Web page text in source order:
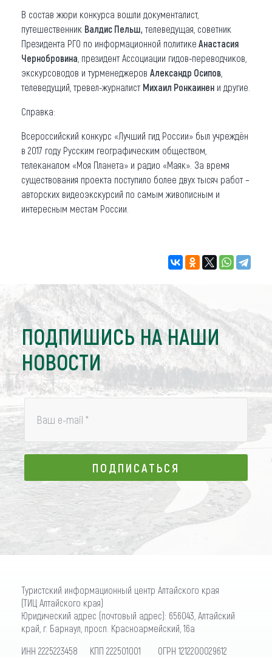
В состав жюри конкурса вошли документалист,
путешественник Валдис Пельш, телеведущая, советник
Президента РГО по информационной политике Анастасия
Чернобровина , президент Ассоциации гидов-переводчиков,
экскурсоводов и турменеджеров Александр Осипов
телеведущий, тревел-журналист Михаил Ронкаинен и другие.
Справка:
Всероссийский конкурс «Лучший гид России» был учреждён
в 2017 году Русским географическим обществом,
телеканалом «Моя Планета» и радио «Маяк». За время
существования проекта поступило более двух тысяч работ –
авторских видеоэкскурсий по самым живописным и
интересным местам России.
ПОДПИШИСЬ НА НАШИ
НОВОСТИ
Ваш e-mail *
ПОДПИСАТЬСЯ
ПОДПИСАТЬСЯ
Туристский информационный центр Алтайского края
(ТИЦ Алтайского края)
Юридический адрес (почтовый адрес): 656043, Алтайский
край, г. Барнаул, просп. Красноармейский, 16а
ИНН 2225223458 КПП 222501001 ОГРН 1212200029612